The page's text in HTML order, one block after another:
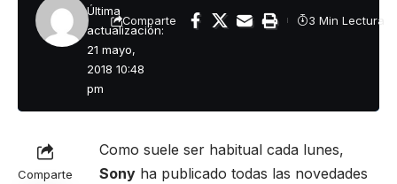
Última
actualización:
21 mayo,
2018 10:48
pm
Comparte 3 Min Lectura
Comparte
Como suele ser habitual cada lunes,
Sony ha publicado todas las novedades